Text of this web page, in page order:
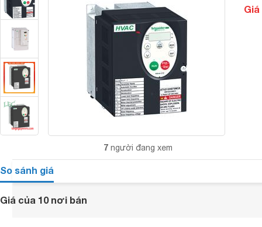
7 người đang xem
Giá
So sánh giá
Giá của 10 nơi bán